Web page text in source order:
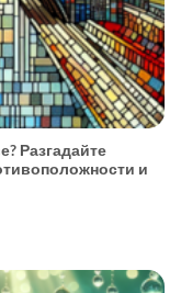
Разгадайте
и